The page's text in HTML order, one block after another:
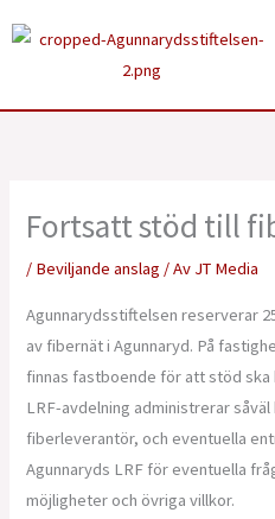
till
Fortsatt stöd till
/ Beviljande anslag / Av JT Media
Agunnarydsstiftelsen reserverar
av fibernät i Agunnaryd. På
finnas fastboende för att stöd ska
LRF-avdelning administrerar
fiberleverantör, och eventuella
Agunnaryds LRF för eventuella
möjligheter och övriga villkor.